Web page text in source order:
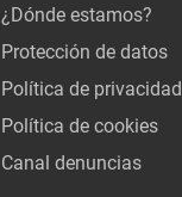
¿Dónde estamos?
Protección de datos
Política de privacidad
Política de cookies
Canal denuncias